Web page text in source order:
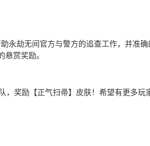
永劫无间官方与警方的追查工作，并准确
赏奖励。
，奖励【正气扫帚】皮肤！希望有更多玩